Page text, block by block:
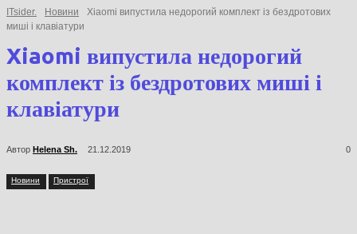
ITsider. Новини
Xiaomi випустила недорогий комплект із бездротових
миші і клавіатури
Xiaomi випустила недорогий
комплект із бездротових
миші і клавіатури
Автор Helena Sh. 21.12.2019 0
Новини Пристрої